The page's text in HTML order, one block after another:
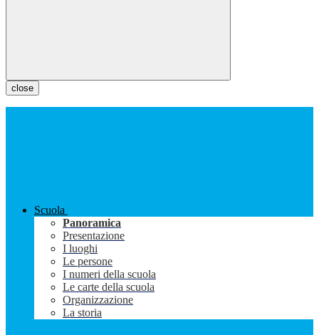
close
Scuola
Panoramica
Presentazione
I luoghi
Le persone
I numeri della scuola
Le carte della scuola
Organizzazione
La storia